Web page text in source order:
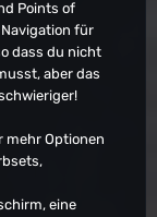
Points of
für
dass du nicht
aber das
mehr Optionen
eine